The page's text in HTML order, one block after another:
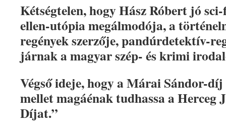
Kétségtelen, hogy Hász Róbert jó
ellen-utópia megálmodója, a
regények szerzője, pandúrdetektív-
járnak a magyar szép- és krimi
Végső ideje, hogy a Márai Sándor-
mellet magáénak tudhassa a Herceg
Díjat.”